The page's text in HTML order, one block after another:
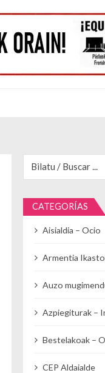
CATEGORÍAS
Aisialdia – Ocio
Armentia
Auzo
Azpiegiturak –
Bestelakoak –
CEP Aldaialde